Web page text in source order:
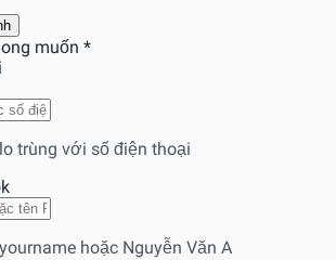
muốn *
trùng với số điện thoại
hoặc Nguyễn Văn A